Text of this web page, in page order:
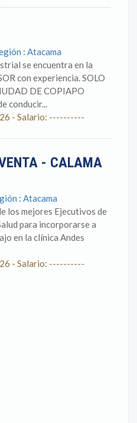
: Atacama
se encuentra en la
con experiencia. SOLO
DE COPIAPO
conducir...
- Salario: ----------
- CALAMA
: Atacama
los mejores Ejecutivos de
para incorporarse a
en la clínica Andes
- Salario: ----------